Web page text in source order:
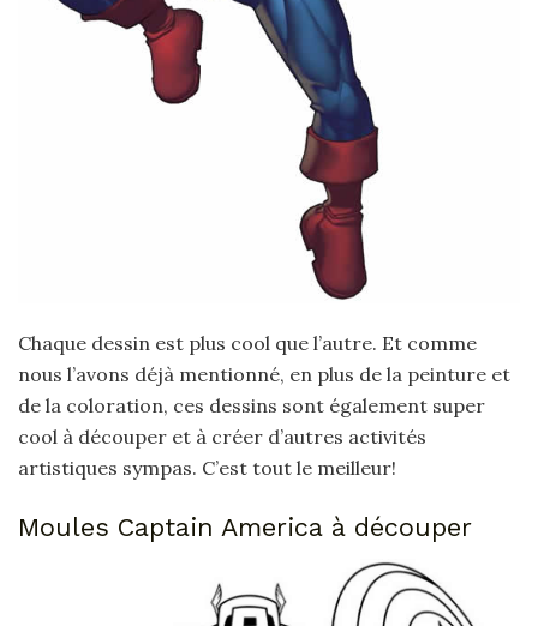
Chaque dessin est plus cool que l’autre. Et comme
nous l’avons déjà mentionné, en plus de la peinture et
de la coloration, ces dessins sont également super
cool à découper et à créer d’autres activités
artistiques sympas. C’est tout le meilleur!
Moules Captain America à découper